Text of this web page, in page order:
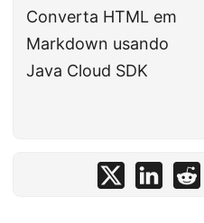
Converta HTML em
Markdown usando
Java Cloud SDK